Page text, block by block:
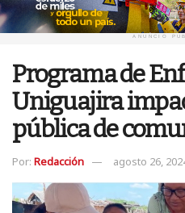
ANUNCIO
Programa de
Uniguajira
pública de
Por: Redacción agosto 26,